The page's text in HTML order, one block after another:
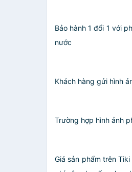
Bảo hành 1 đổi 1 với
nước
️Khách hàng gửi hình
️Trường hợp hình ảnh
Giá sản phẩm trên